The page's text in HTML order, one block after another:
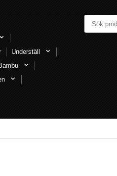
Underställ